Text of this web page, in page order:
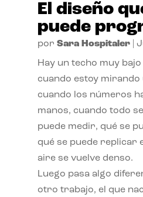
El diseño
puede
por Sara Hospitaler|
Hay un techo muy
cuando estoy mirando
cuando los números
manos, cuando todo
puede medir, qué se
qué se puede replicar
aire se vuelve denso.
Luego pasa algo
otro trabajo, el que